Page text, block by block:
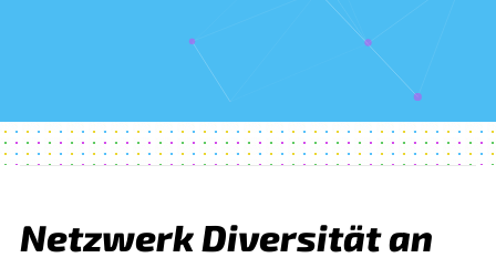
Netzwerk Diversität an